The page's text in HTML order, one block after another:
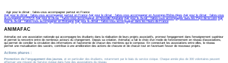
Agir pour le climat : faites-vous accompagner partout en France
Agir pour le climat : faites-vous accompagner partout en France Agir pour le climat : faites-vous accompagner en Auvergne-Rhône-Alpes Agir pour le climat : faites-vous
accompagner en PACA Agir pour le climat : faites-vous accompagner en Nouvelle Aquitaine Agir pour le climat : faites-vous accompagner dans les Pays de la Loire Agir
pour le climat : faites-vous accompagner en Bretagne Agir pour le climat : faites-vous accompagner dans les Hauts-de-France
ANIMAFAC
Animafac est une association nationale qui accompagne les étudiants dans la réalisation de leurs projets associatifs, promeut l’engagement dans l’enseignement supérieur
et permet la rencontre entre de nombreux acteurs du changement. Depuis sa création, Animafac a fait le choix d’un mode de fonctionnement en réseau d’associations,
qui permet de concilier la circulation des informations et l’autonomie de chacun des membres qui le compose. En connectant les associations entre elles, le réseau
permet une mutualisation des savoirs, contribue à une amélioration des actions de chacune et de chacun tout en favorisant l’essor de nouveaux projets.
Actions phares :
Promotion de l’engagement des jeunes, et en particulier des étudiants, notamment par le biais du service civique. Chaque année plus de 300 volontaires peuvent
effectuer une mission de Service civique dans l’une des associations du réseau.